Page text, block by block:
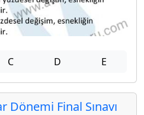
C D E
Dönemi Final Sınavı